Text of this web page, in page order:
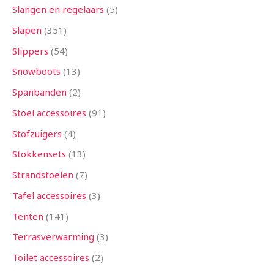
Slangen en regelaars 5
Slapen 351
Slippers 54
Snowboots 13
Spanbanden 2
Stoel accessoires 91
Stofzuigers 4
Stokkensets 13
Strandstoelen 7
Tafel accessoires 3
Tenten 141
Terrasverwarming 3
Toilet accessoires 2